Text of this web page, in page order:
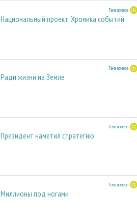
Тема номера
Национальный проект. Хроника событий
Тема номера
Ради жизни на Земле
Тема номера
Президент наметил стратегию
Тема номера
Миллионы под ногами